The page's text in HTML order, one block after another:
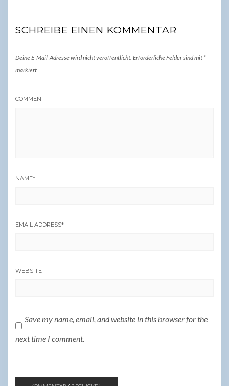
SCHREIBE EINEN KOMMENTAR
Deine E-Mail-Adresse wird nicht veröffentlicht. Erforderliche Felder sind mit *
markiert
COMMENT
NAME*
EMAIL ADDRESS*
WEBSITE
Save my name, email, and website in this browser for the
next time I comment.